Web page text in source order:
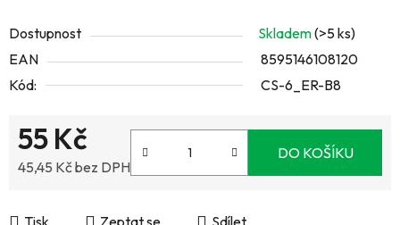
Dostupnost Skladem(>5 ks)
EAN
8595146108120
Kód:
CS-6_ER-B8
55 Kč
45,45 Kč bez DPH
DO KOŠÍKU